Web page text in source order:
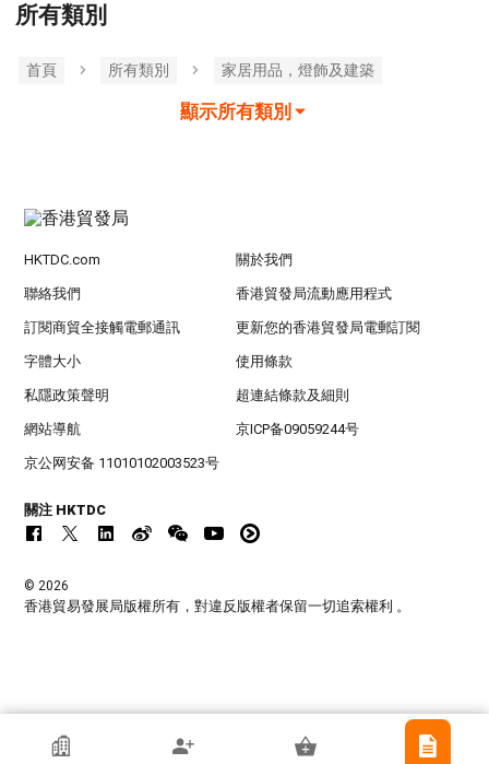
所有類別
首頁 所有類別 家居用品，燈飾及建築
顯示所有類別
Yuen Young Plastics Co Ltd
HKTDC.com 關於我們
聯絡我們 香港貿發局流動應用程式
訂閱商貿全接觸電郵通訊 更新您的香港貿發局電郵訂閱
字體大小 使用條款
私隱政策聲明 超連結條款及細則
網站導航 京ICP备09059244号
京公网安备 11010102003523号
關注 HKTDC
© 2026
香港貿易發展局版權所有，對違反版權者保留一切追索權利 。